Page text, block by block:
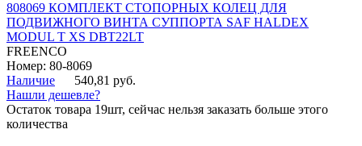
808069 КОМПЛЕКТ СТОПОРНЫХ КОЛЕЦ ДЛЯ
ПОДВИЖНОГО ВИНТА СУППОРТА SAF HALDEX
MODUL T XS DBT22LT
FREENCO
Номер: 80-8069
Наличие
540,81 руб.
Нашли дешевле?
Остаток товара 19шт, сейчас нельзя заказать больше этого
количества